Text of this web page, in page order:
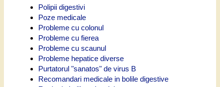
Polipii digestivi
Poze medicale
Probleme cu colonul
Probleme cu fierea
Probleme cu scaunul
Probleme hepatice diverse
Purtatorul "sanatos" de virus B
Recomandari medicale in bolile digestive